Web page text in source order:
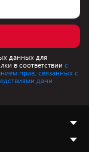
данных для
в соответствии с
прав, связанных с
дачи